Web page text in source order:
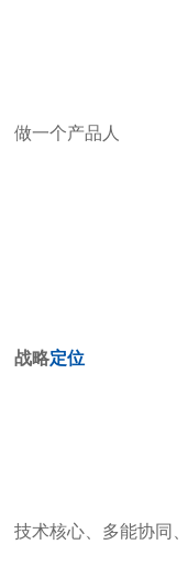
做一个产品人
战略定位
技术核心、多能协同